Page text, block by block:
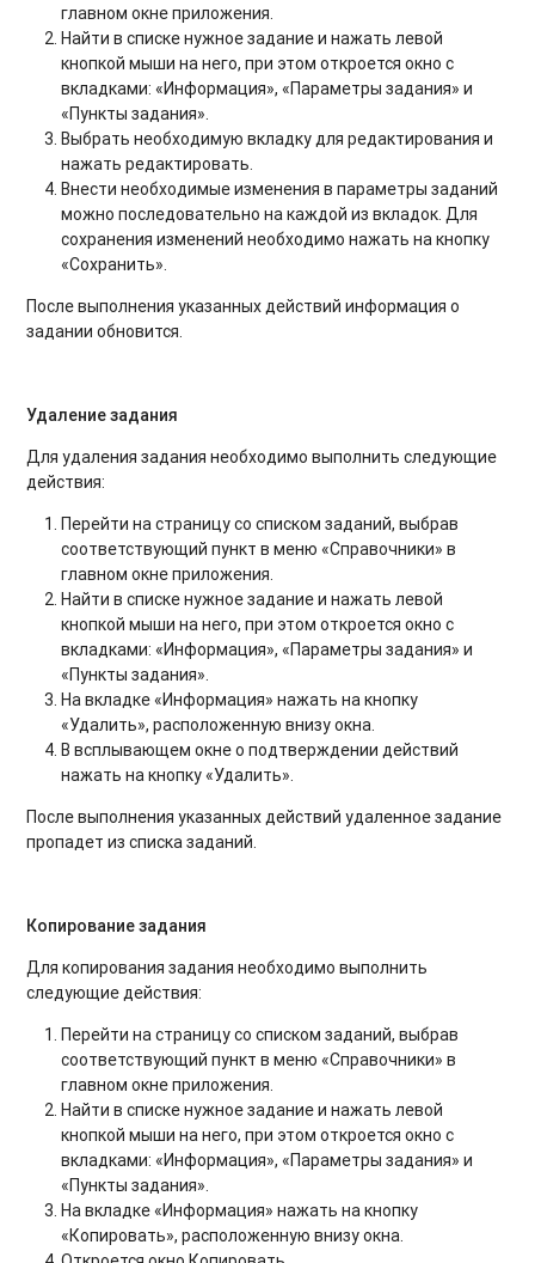
главном окне приложения.
Найти в списке нужное задание и нажать левой
кнопкой мыши на него, при этом откроется окно с
вкладками: «Информация», «Параметры задания» и
«Пункты задания».
Выбрать необходимую вкладку для редактирования и
нажать редактировать.
Внести необходимые изменения в параметры заданий
можно последовательно на каждой из вкладок. Для
сохранения изменений необходимо нажать на кнопку
«Сохранить».
После выполнения указанных действий информация о
задании обновится.
Удаление задания
Для удаления задания необходимо выполнить следующие
действия:
Перейти на страницу со списком заданий, выбрав
соответствующий пункт в меню «Справочники» в
главном окне приложения.
Найти в списке нужное задание и нажать левой
кнопкой мыши на него, при этом откроется окно с
вкладками: «Информация», «Параметры задания» и
«Пункты задания».
На вкладке «Информация» нажать на кнопку
«Удалить», расположенную внизу окна.
В всплывающем окне о подтверждении действий
нажать на кнопку «Удалить».
После выполнения указанных действий удаленное задание
пропадет из списка заданий.
Копирование задания
Для копирования задания необходимо выполнить
следующие действия:
Перейти на страницу со списком заданий, выбрав
соответствующий пункт в меню «Справочники» в
главном окне приложения.
Найти в списке нужное задание и нажать левой
кнопкой мыши на него, при этом откроется окно с
вкладками: «Информация», «Параметры задания» и
«Пункты задания».
На вкладке «Информация» нажать на кнопку
«Копировать», расположенную внизу окна.